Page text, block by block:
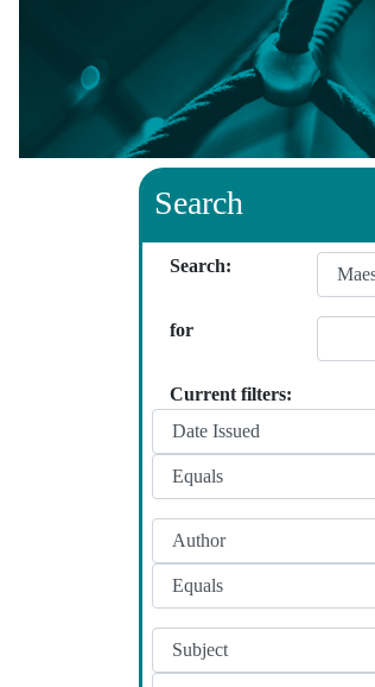
Search
Search:
for
Current filters: